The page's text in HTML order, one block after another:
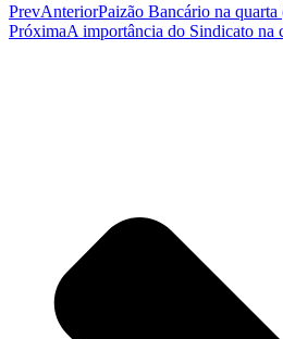
PrevAnteriorPaizão Bancário na quarta
PróximaA importância do Sindicato na